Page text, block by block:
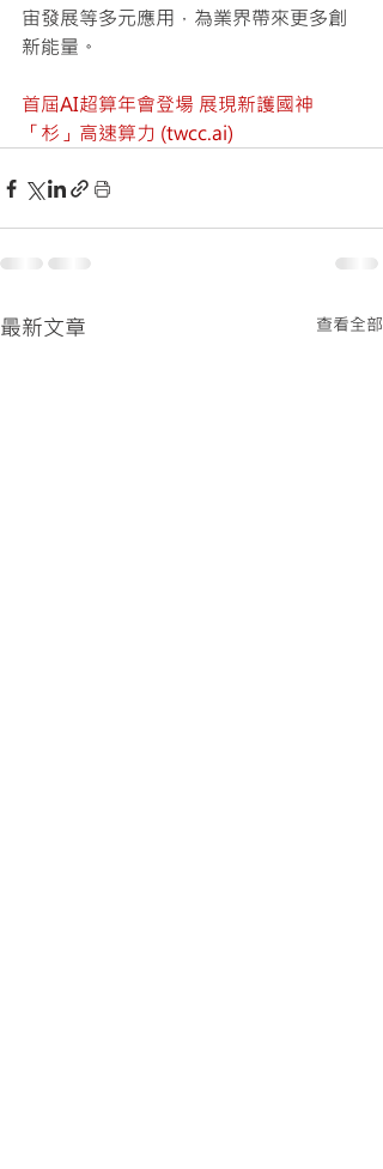
宙發展等多元應用，為業界帶來更多創
新能量。
首屆AI超算年會登場 展現新護國神
「杉」高速算力 (twcc.ai)
最新文章 查看全部